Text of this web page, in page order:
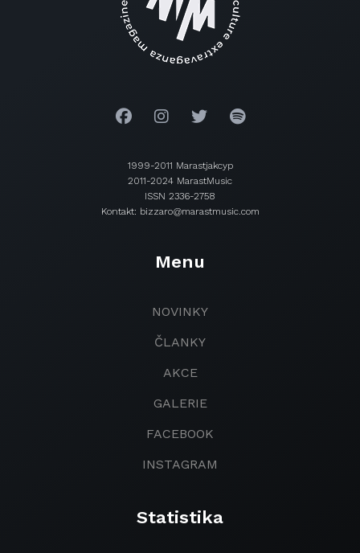
1999-2011 Marastjakcyp
2011-2024 MarastMusic
ISSN 2336-2758
Kontakt: bizzaro@marastmusic.com
Menu
NOVINKY
ČLANKY
AKCE
GALERIE
FACEBOOK
INSTAGRAM
Statistika